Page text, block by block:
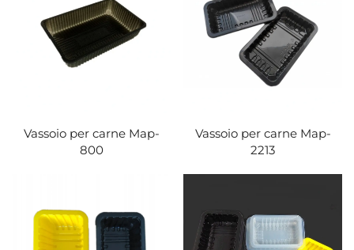
Vassoio per carne Map-
800
Vassoio per carne Map-
2213